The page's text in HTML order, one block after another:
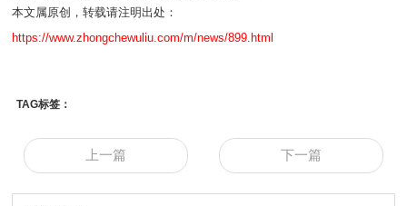
本文属原创，转载请注明出处：
https://www.zhongchewuliu.com/m/news/899.html
TAG标签：
上一篇 下一篇